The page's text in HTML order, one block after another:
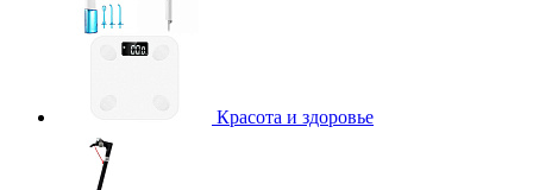
Красота и здоровье